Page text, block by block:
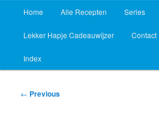
Skip
to
primary
content
Skip
to
secondary
content
Home Alle Recepten Series
Lekker Hapje Cadeauwijzer Contact
Index
Post
← Previous